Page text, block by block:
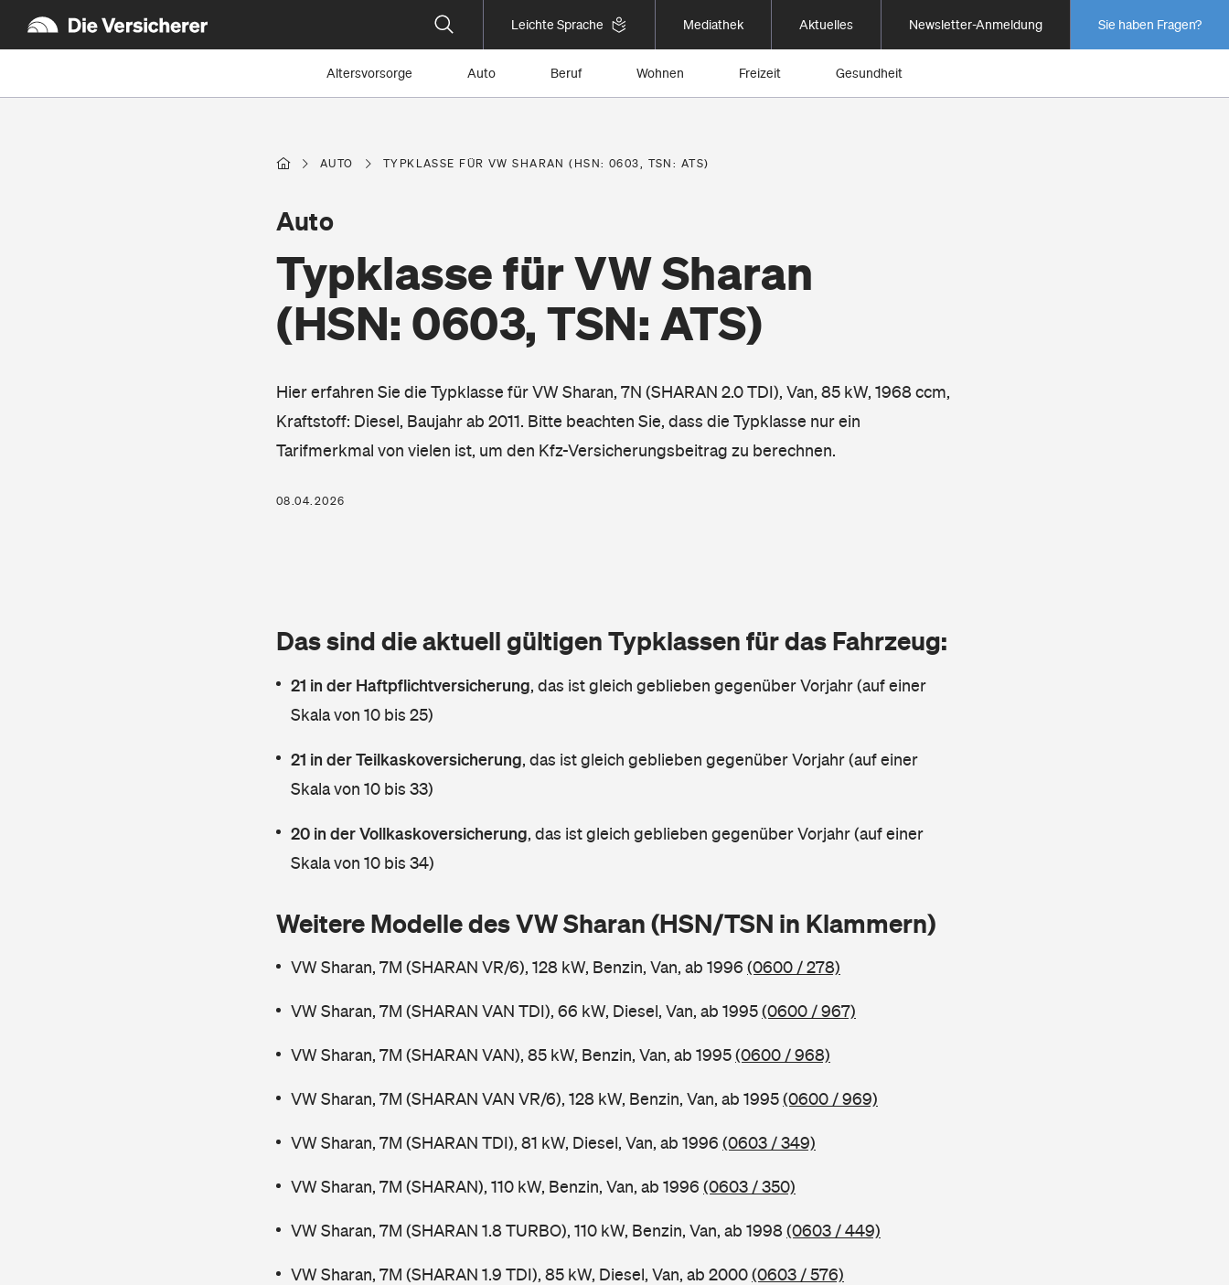
Leichte Sprache Mediathek Aktuelles Newsletter-Anmeldung Sie haben Fragen?
Altersvorsorge Auto Beruf Wohnen Freizeit Gesundheit
AUTO TYPKLASSE FÜR VW SHARAN (HSN: 0603, TSN: ATS)
Typklasse für VW Sharan
(HSN: 0603, TSN: ATS)
Auto
Hier erfahren Sie die Typklasse für VW Sharan, 7N (SHARAN 2.0 TDI), Van, 85 kW, 1968 ccm,
Kraftstoff: Diesel, Baujahr ab 2011. Bitte beachten Sie, dass die Typklasse nur ein
Tarifmerkmal von vielen ist, um den Kfz-Versicherungsbeitrag zu berechnen.
08.04.2026
Das sind die aktuell gültigen Typklassen für das Fahrzeug:
21 in der Haftpflichtversicherung, das ist gleich geblieben gegenüber Vorjahr (auf einer
Skala von 10 bis 25)
21 in der Teilkaskoversicherung, das ist gleich geblieben gegenüber Vorjahr (auf einer
Skala von 10 bis 33)
20 in der Vollkaskoversicherung, das ist gleich geblieben gegenüber Vorjahr (auf einer
Skala von 10 bis 34)
Weitere Modelle des VW Sharan (HSN/TSN in Klammern)
VW Sharan, 7M (SHARAN VR/6), 128 kW, Benzin, Van, ab 1996 (0600 / 278)
VW Sharan, 7M (SHARAN VAN TDI), 66 kW, Diesel, Van, ab 1995(0600 / 967)
VW Sharan, 7M (SHARAN VAN), 85 kW, Benzin, Van, ab 1995(0600 / 968)
VW Sharan, 7M (SHARAN VAN VR/6), 128 kW, Benzin, Van, ab 1995(0600 / 969)
VW Sharan, 7M (SHARAN TDI), 81 kW, Diesel, Van, ab 1996 (0603 / 349)
VW Sharan, 7M (SHARAN), 110 kW, Benzin, Van, ab 1996 (0603 / 350)
VW Sharan, 7M (SHARAN 1.8 TURBO), 110 kW, Benzin, Van, ab 1998(0603 / 449)
VW Sharan, 7M (SHARAN 1.9 TDI), 85 kW, Diesel, Van, ab 2000(0603 / 576)